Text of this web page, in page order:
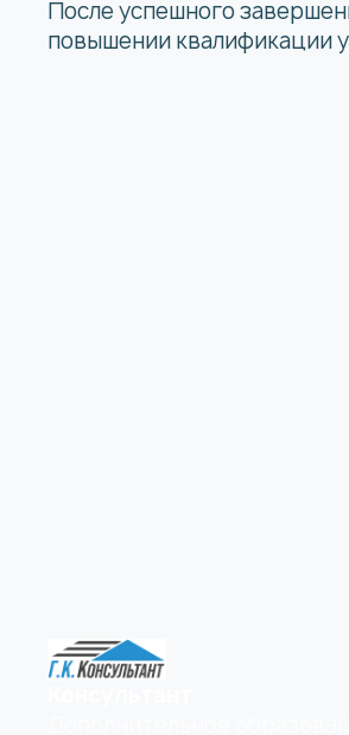
После успешного
повышении квалификации